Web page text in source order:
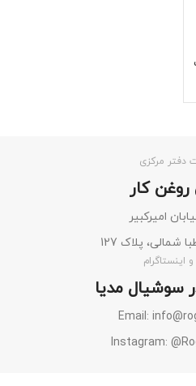
دفتر مرکزی
کار
امیرکبیر
شمالی، پلاک 127
اینستاگرام
سوشیال مدیا
Email:
Instagram: